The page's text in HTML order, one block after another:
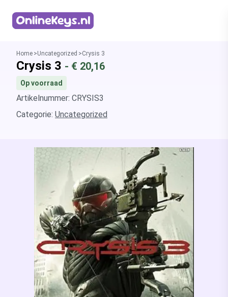
Home Uncategorized Crysis 3
Crysis 3 - € 20,16
Op voorraad
Artikelnummer: CRYSIS3
Categorie: Uncategorized